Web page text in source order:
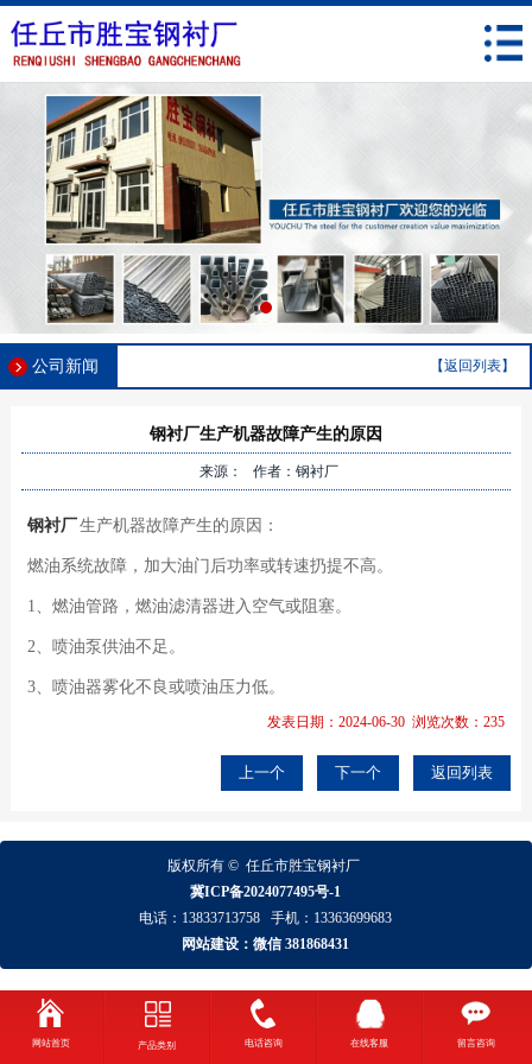
公司新闻 【返回列表】
钢衬厂生产机器故障产生的原因
来源： 作者：钢衬厂
钢衬厂生产机器故障产生的原因：
燃油系统故障，加大油门后功率或转速扔提不高。
1、燃油管路，燃油滤清器进入空气或阻塞。
2、喷油泵供油不足。
3、喷油器雾化不良或喷油压力低。
发表日期：2024-06-30 浏览次数：235
上一个 下一个 返回列表
版权所有 ©任丘市胜宝钢衬厂
冀ICP备2024077495号-1
电话： 13833713758 手机： 13363699683
网站建设：微信 381868431
网站首页 产品类别 电话咨询 在线客服 留言咨询